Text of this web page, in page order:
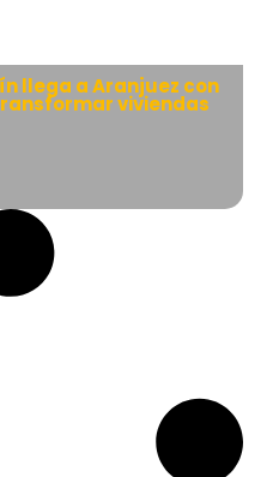
llega a Aranjuez con
viviendas